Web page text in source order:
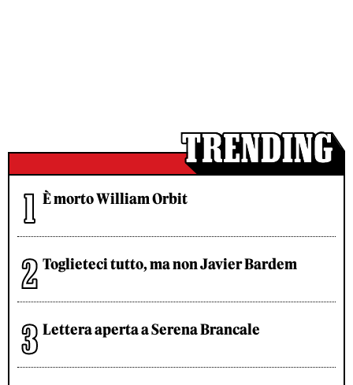
È morto William Orbit
Toglieteci tutto, ma non Javier Bardem
Lettera aperta a Serena Brancale